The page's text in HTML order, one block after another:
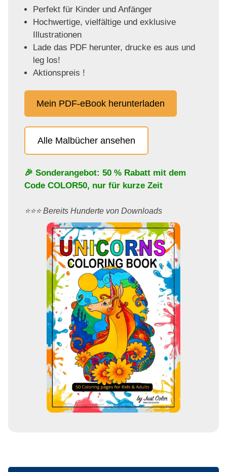
Perfekt für Kinder und Anfänger
Hochwertige, vielfältige und exklusive
Illustrationen
Lade das PDF herunter, drucke es aus und
leg los!
Aktionspreis !
Mein PDF-eBook herunterladen
Alle Malbücher ansehen
🎉 Sonderangebot: 50 % Rabatt mit dem
Code COLOR50, nur für kurze Zeit
⭐️⭐️⭐️ Bereits Hunderte von Downloads